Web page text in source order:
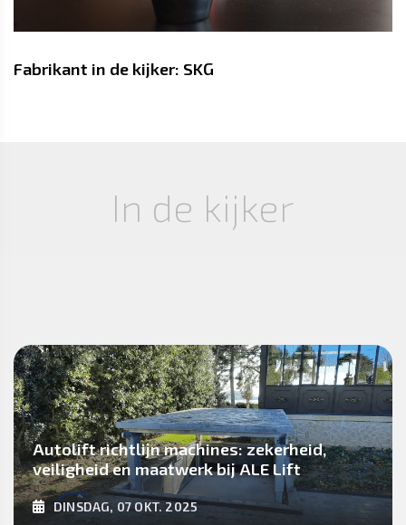
Fabrikant in de kijker: SKG
In de kijker
Autolift richtlijn machines: zekerheid,
veiligheid en maatwerk bij ALE Lift
DINSDAG, 07 OKT. 2025